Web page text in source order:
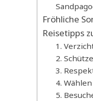
Fröhliche
Reisetipps
1.
2.
3.
4.
5.